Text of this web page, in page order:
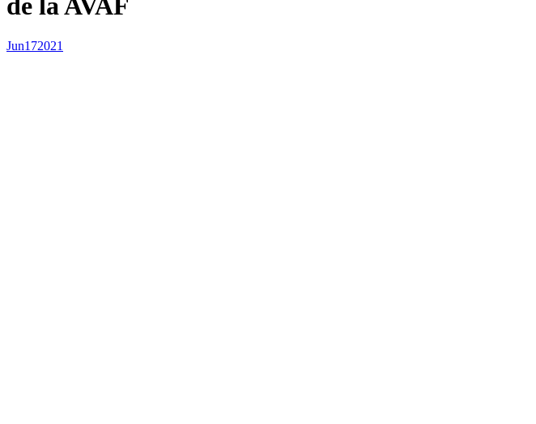
de la AVAF
Jun172021